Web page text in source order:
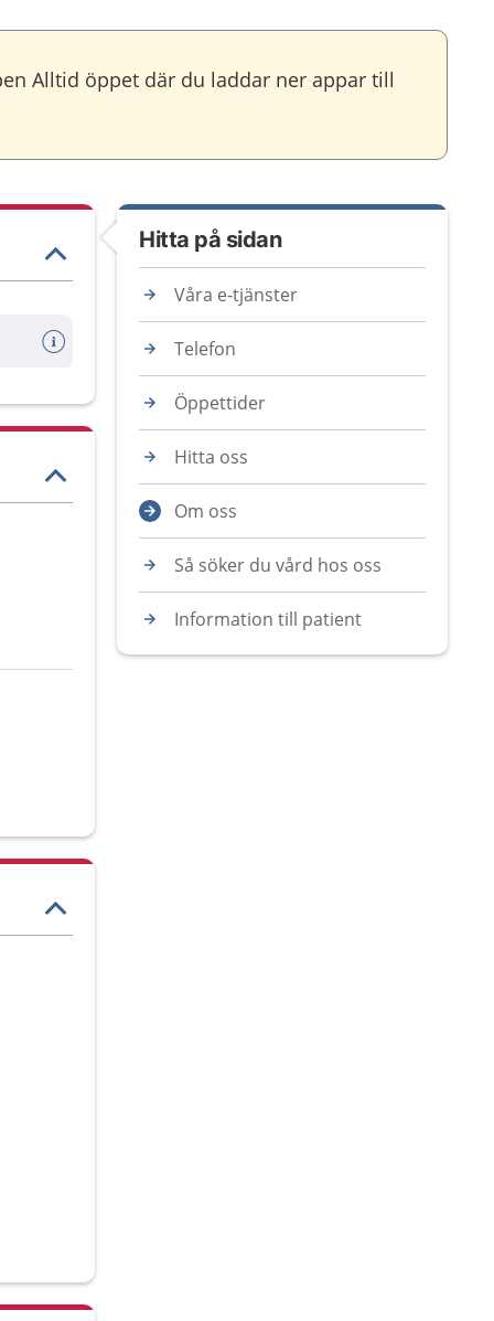
Alltid öppet där du laddar ner appar till
Hitta på sidan
Våra e-tjänster
Telefon
Öppettider
Hitta oss
Om oss
Så söker du vård hos oss
Information till patient